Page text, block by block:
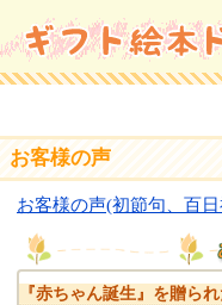
お客様の声
お客様の声(初節句、百
『赤ちゃん誕生』を贈ら